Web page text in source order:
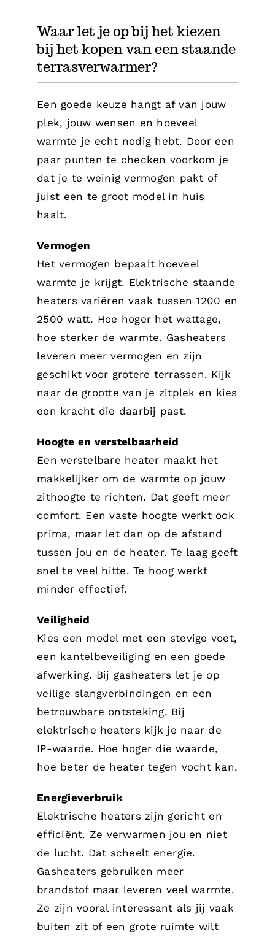
Waar let je op bij het kiezen
bij het kopen van een staande
terrasverwarmer?
Een goede keuze hangt af van jouw
plek, jouw wensen en hoeveel
warmte je echt nodig hebt. Door een
paar punten te checken voorkom je
dat je te weinig vermogen pakt of
juist een te groot model in huis
haalt.
Vermogen
Het vermogen bepaalt hoeveel
warmte je krijgt. Elektrische staande
heaters variëren vaak tussen 1200 en
2500 watt. Hoe hoger het wattage,
hoe sterker de warmte. Gasheaters
leveren meer vermogen en zijn
geschikt voor grotere terrassen. Kijk
naar de grootte van je zitplek en kies
een kracht die daarbij past.
Hoogte en verstelbaarheid
Een verstelbare heater maakt het
makkelijker om de warmte op jouw
zithoogte te richten. Dat geeft meer
comfort. Een vaste hoogte werkt ook
prima, maar let dan op de afstand
tussen jou en de heater. Te laag geeft
snel te veel hitte. Te hoog werkt
minder effectief.
Veiligheid
Kies een model met een stevige voet,
een kantelbeveiliging en een goede
afwerking. Bij gasheaters let je op
veilige slangverbindingen en een
betrouwbare ontsteking. Bij
elektrische heaters kijk je naar de
IP-waarde. Hoe hoger die waarde,
hoe beter de heater tegen vocht kan.
Energieverbruik
Elektrische heaters zijn gericht en
efficiënt. Ze verwarmen jou en niet
de lucht. Dat scheelt energie.
Gasheaters gebruiken meer
brandstof maar leveren veel warmte.
Ze zijn vooral interessant als jij vaak
buiten zit of een grote ruimte wilt